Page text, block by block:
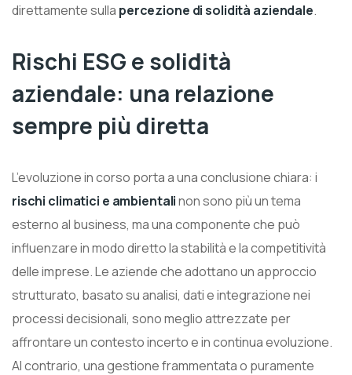
direttamente sulla percezione di solidità aziendale.
Rischi ESG e solidità
aziendale: una relazione
sempre più diretta
L’evoluzione in corso porta a una conclusione chiara: i
rischi climatici e ambientalinon sono più un tema
esterno al business, ma una componente che può
influenzare in modo diretto la stabilità e la competitività
delle imprese. Le aziende che adottano un approccio
strutturato, basato su analisi, dati e integrazione nei
processi decisionali, sono meglio attrezzate per
affrontare un contesto incerto e in continua evoluzione.
Al contrario, una gestione frammentata o puramente